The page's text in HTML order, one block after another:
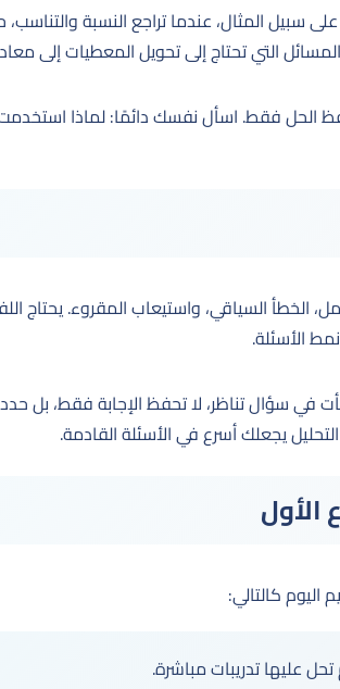
سبيل المثال، عندما تراجع النسبة
التي تحتاج إلى تحويل المعطيات إلى
الحل فقط. اسأل نفسك دائمًا: لماذا
الخطأ السياقي، واستيعاب المقروء. يحتاج
الأسئلة.
في سؤال تناظر، لا تحفظ الإجابة فقط، بل
يجعلك أسرع في الأسئلة القادمة.
عليها تدريبات مباشرة.